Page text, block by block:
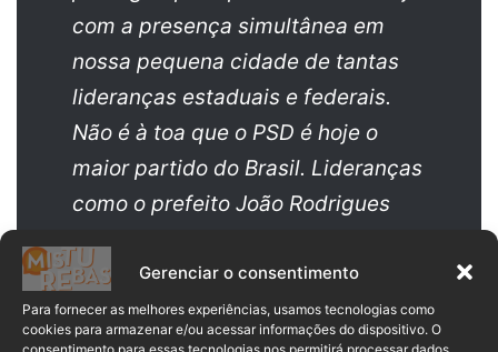
Gerenciar o consentimento
Para fornecer as melhores experiências, usamos tecnologias como
cookies para armazenar e/ou acessar informações do dispositivo. O
com a presença simultânea em
nossa pequena cidade de tantas
lideranças estaduais e federais.
Não é à toa que o PSD é hoje o
maior partido do Brasil. Lideranças
como o prefeito João Rodrigues
deste encontro hoje ainda mais
animados e convictos em
permanecer sendo um dos